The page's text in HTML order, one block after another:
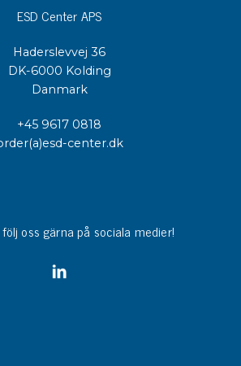
ESD Center APS
Haderslevvej 36
DK-6000 Kolding
Danmark
+45 9617 0818
center.dk
oss gärna på sociala medier!